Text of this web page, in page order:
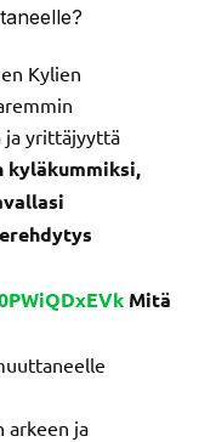
Kylien
ja yrittäjyyttä
kyläkummiksi,
Mitä
arkeen ja